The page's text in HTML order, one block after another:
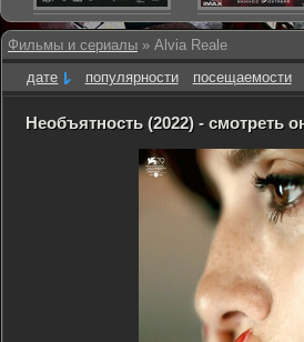
Фильмы и сериалы » Alvia Reale
дате
популярности посещаемости
Необъятность (2022) - смотреть